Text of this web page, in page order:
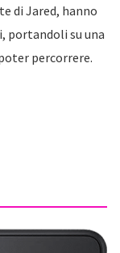
di Jared, hanno
portandoli su una
percorrere.